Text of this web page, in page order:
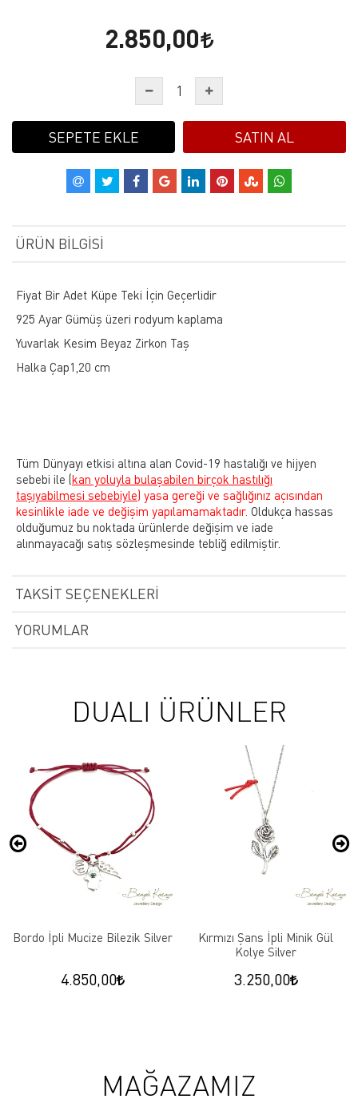
2.850,00
SEPETE EKLE SATIN AL
ÜRÜN BILGISI
Fiyat Bir Adet Küpe Teki İçin Geçerlidir
925 Ayar Gümüş üzeri rodyum kaplama
Yuvarlak Kesim Beyaz Zirkon Taş
Halka Çap1,20 cm
Tüm Dünyayı etkisi altına alan Covid-19 hastalığı ve hijyen
sebebi ile (kan yoluyla bulaşabilen birçok hastılığı
taşıyabilmesi sebebiyle) yasa gereği ve sağlığınız açısından
kesinlikle iade ve değişim yapılamamaktadır. Oldukça hassas
olduğumuz bu noktada ürünlerde değişim ve iade
alınmayacağı satış sözleşmesinde tebliğ edilmiştir.
TAKSIT SEÇENEKLERI
YORUMLAR
DUALI ÜRÜNLER
Bordo İpli Mucize Bilezik Silver
4.850,00
Kırmızı Şans İpli Minik Gül
Kolye Silver
3.250,00
MAĞAZAMIZ